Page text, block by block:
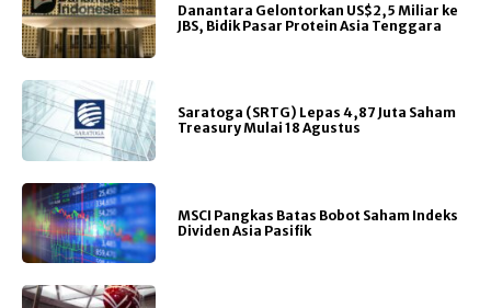
Danantara Gelontorkan US$2,5 Miliar ke
JBS, Bidik Pasar Protein Asia Tenggara
Saratoga (SRTG) Lepas 4,87 Juta Saham
Treasury Mulai 18 Agustus
MSCI Pangkas Batas Bobot Saham Indeks
Dividen Asia Pasifik